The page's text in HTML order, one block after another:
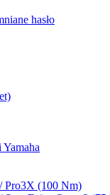
hasło
Pro3X (100 Nm)